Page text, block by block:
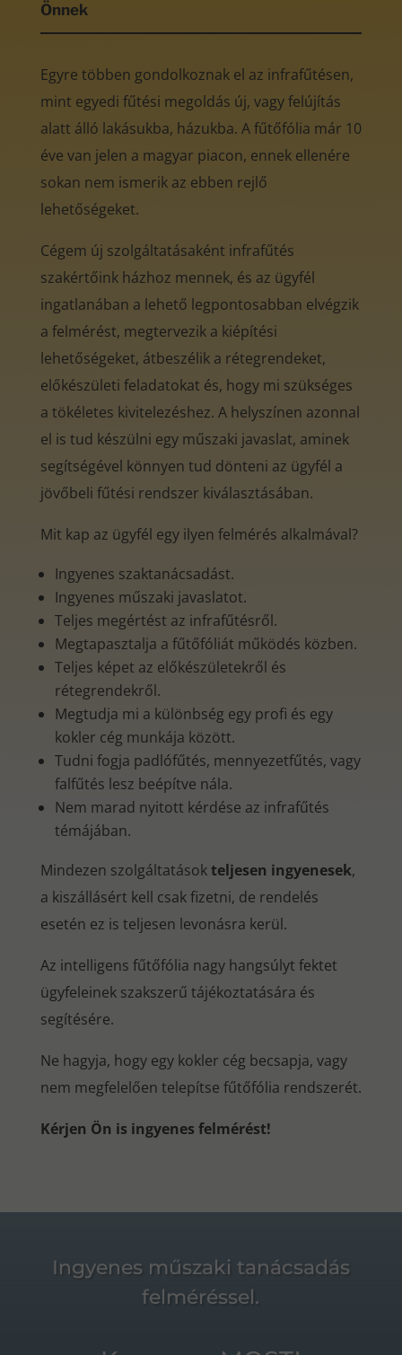
Önnek
Egyre többen gondolkoznak el az infrafűtésen,
mint egyedi fűtési megoldás új, vagy felújítás
alatt álló lakásukba, házukba. A fűtőfólia már 10
éve van jelen a magyar piacon, ennek ellenére
sokan nem ismerik az ebben rejlő
lehetőségeket.
Cégem új szolgáltatásaként infrafűtés
szakértőink házhoz mennek, és az ügyfél
ingatlanában a lehető legpontosabban elvégzik
a felmérést, megtervezik a kiépítési
lehetőségeket, átbeszélik a rétegrendeket,
előkészületi feladatokat és, hogy mi szükséges
a tökéletes kivitelezéshez. A helyszínen azonnal
el is tud készülni egy műszaki javaslat, aminek
segítségével könnyen tud dönteni az ügyfél a
jövőbeli fűtési rendszer kiválasztásában.
Mit kap az ügyfél egy ilyen felmérés alkalmával?
Ingyenes szaktanácsadást.
Ingyenes műszaki javaslatot.
Teljes megértést az infrafűtésről.
Megtapasztalja a fűtőfóliát működés közben.
Teljes képet az előkészületekről és
rétegrendekről.
Megtudja mi a különbség egy profi és egy
kokler cég munkája között.
Tudni fogja padlófűtés, mennyezetfűtés, vagy
falfűtés lesz beépítve nála.
Nem marad nyitott kérdése az infrafűtés
témájában.
Mindezen szolgáltatásokteljesen ingyenesek,
a kiszállásért kell csak fizetni, de rendelés
esetén ez is teljesen levonásra kerül.
Az intelligens fűtőfólia nagy hangsúlyt fektet
ügyfeleinek szakszerű tájékoztatására és
segítésére.
Ne hagyja, hogy egy kokler cég becsapja, vagy
nem megfelelően telepítse fűtőfólia rendszerét.
Kérjen Ön is ingyenes felmérést!
Ingyenes műszaki tanácsadás
felméréssel.